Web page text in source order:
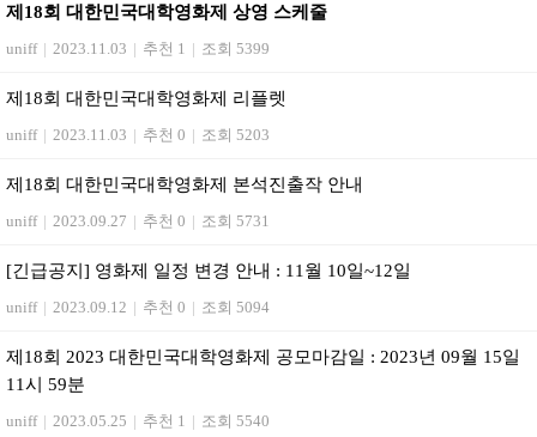
제18회 대한민국대학영화제 상영 스케줄
uniff | 2023.11.03 | 추천 1 | 조회 5399
제18회 대한민국대학영화제 리플렛
uniff | 2023.11.03 | 추천 0 | 조회 5203
제18회 대한민국대학영화제 본석진출작 안내
uniff | 2023.09.27 | 추천 0 | 조회 5731
[긴급공지] 영화제 일정 변경 안내 : 11월 10일~12일
uniff | 2023.09.12 | 추천 0 | 조회 5094
제18회 2023 대한민국대학영화제 공모마감일 : 2023년 09월 15일
11시 59분
uniff | 2023.05.25 | 추천 1 | 조회 5540